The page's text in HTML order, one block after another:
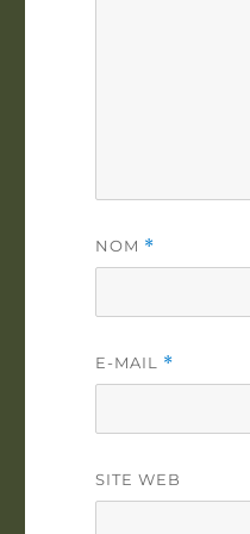
NOM *
E-MAIL *
SITE WEB